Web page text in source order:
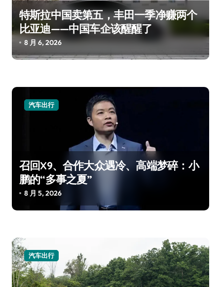
特斯拉中国卖第五，丰田一季净赚两个
比亚迪——中国车企该醒醒了
8 月 6, 2026
汽车出行
召回X9、合作大众遇冷、高端梦碎：小
鹏的“多事之夏”
8 月 5, 2026
汽车出行